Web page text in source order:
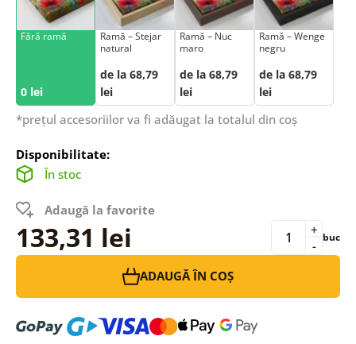
Fără ramă
0 lei
Ramă – Stejar
natural
de la 68,79
lei
Ramă – Nuc
maro
de la 68,79
lei
Ramă – Wenge
negru
de la 68,79
lei
*prețul accesoriilor va fi adăugat la totalul din coș
Disponibilitate:
În stoc
Adaugă la favorite
133,31 lei -
+ buc
ADAUGĂ ÎN COȘ